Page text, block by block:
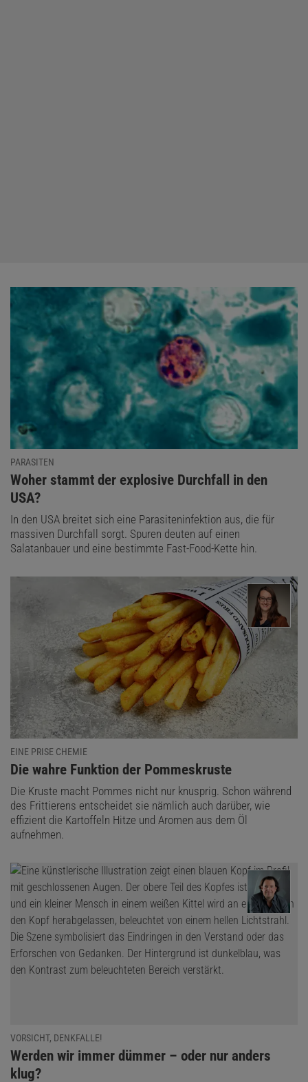
PARASITEN
:
Woher stammt der explosive Durchfall in den
USA?
In den USA breitet sich eine Parasiteninfektion aus, die für
massiven Durchfall sorgt. Spuren deuten auf einen
Salatanbauer und eine bestimmte Fast-Food-Kette hin.
EINE PRISE CHEMIE
:
Die wahre Funktion der Pommeskruste
Die Kruste macht Pommes nicht nur knusprig. Schon während
des Frittierens entscheidet sie nämlich auch darüber, wie
effizient die Kartoffeln Hitze und Aromen aus dem Öl
aufnehmen.
VORSICHT, DENKFALLE!
:
Werden wir immer dümmer – oder nur anders
klug?